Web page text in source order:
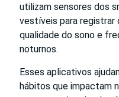
utilizam sensores dos
vestíveis para registrar
qualidade do sono e
noturnos.
Esses aplicativos
hábitos que impactam